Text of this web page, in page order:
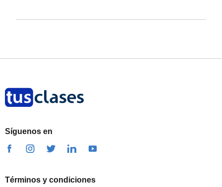
Síguenos en
Términos y condiciones